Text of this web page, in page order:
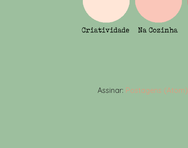
Assinar: Postagens (Atom)